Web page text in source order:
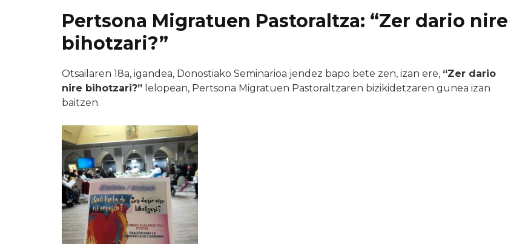
Pertsona Migratuen Pastoraltza: “Zer dario nire
bihotzari?”
Otsailaren 18a, igandea, Donostiako Seminarioa jendez bapo bete zen, izan ere, “Zer dario
nire bihotzari?” lelopean, Pertsona Migratuen Pastoraltzaren bizikidetzaren gunea izan
baitzen.